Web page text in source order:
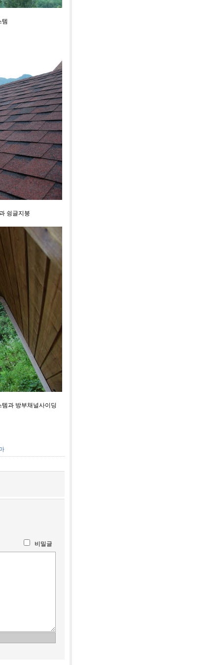
슁글지붕
방부채널사이딩
비밀글